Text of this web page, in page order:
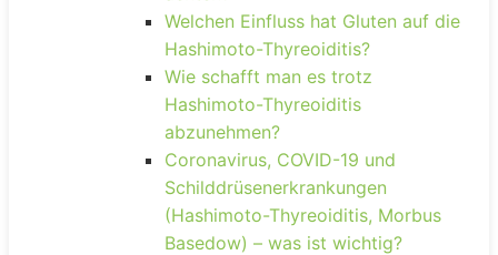
Welchen Einfluss hat Gluten auf die
Hashimoto-Thyreoiditis?
Wie schafft man es trotz
Hashimoto-Thyreoiditis
abzunehmen?
Coronavirus, COVID-19 und
Schilddrüsenerkrankungen
(Hashimoto-Thyreoiditis, Morbus
Basedow) – was ist wichtig?